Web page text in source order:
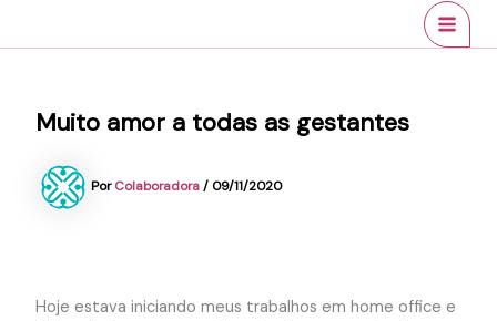
Muito amor a todas as gestantes
PorColaboradora/ 09/11/2020
Hoje estava iniciando meus trabalhos em home office e